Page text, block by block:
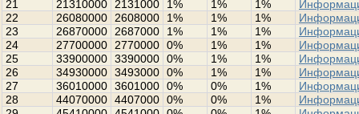
21
21310000 2131000 1% 1% 1%
22
26080000 2608000 1% 1% 1%
23
26870000 2687000 1% 1% 1%
24
27700000 2770000 0% 1% 1%
25
33900000 3390000 0% 1% 1%
26
34930000 3493000 0% 1% 1%
27
36010000 3601000 0% 0% 1%
28
44070000 4407000 0% 0% 1%